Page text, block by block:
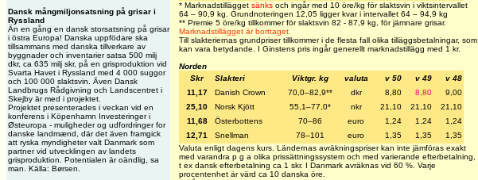
Dansk mångmiljonsatsning på grisar i
Ryssland
Än en gång en dansk storsatsning på grisar
i östra Europa! Danska uppfödare ska
tillsammans med danska tillverkare av
byggnader och inventarier satsa 500 milj
dkr, ca 635 milj skr, på en grisproduktion vid
Svarta Havet i Ryssland med 4 000 suggor
och 100 000 slaktsvin. Även Dansk
Landbrugs Rådgivning och Landscentret i
Skejby är med i projektet.
Projektet presenterades i veckan vid en
konferens i Köpenhamn Investeringer i
Østeuropa - muligheder og udfordringer for
danske landmænd, där det även framgick
att ryska myndigheter valt Danmark som
partner vid utvecklingen av landets
grisproduktion. Potentialen är oändlig, sa
man. Källa: Børsen.
* Marknadstillägget sänks och ingår med 10 öre/kg för slaktsvin i viktsintervallet
64 – 90,9 kg. Grundnoteringen 12,05 ligger kvar i intervallet 64 – 94,9 kg
** Premie 5 öre/kg tillkommer för slaktsvin 82 - 87,9 kg, för jämnare grisar.
Marknadstillägget är borttaget.
Till slakteriernas grundpriser tillkommer i de flesta fall olika tilläggsbetalningar, som
kan vara betydande. I Ginstens pris ingår generellt marknadstillägg med 1 kr.
Norden
Skr
Slakteri Viktgr. kg valuta v 50 v 49
v 48
11,17
Danish Crown 70,0–82,9** dkr 8,80 8,80
9,00
25,10
Norsk Kjött 55,1–77,0* nkr 21,10 21,10
21,10
11,68
Österbottens 70–86 euro 1,24 1,24
1,24
12,71
Snellman 78–101 euro 1,35 1,35
1,35
Valuta enligt dagens kurs. Ländernas avräkningspriser kan inte jämföras exakt
med varandra p g a olika prissättningssystem och med varierande efterbetalning,
t ex dansk efterbetalning ca 1 skr. I Danmark avräknas vid 60 %. Varje
procentenhet är värd ca 10 danska öre.